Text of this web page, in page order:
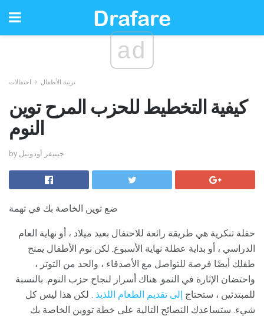
ad
تربية الأطفال احتفالات
كيفية التخطيط للحزب المرح توين
النوم
by جينيفر أودونيل
ضع توين الخاصة بك في تهمة
حفلة تنكرية هي طريقة رائعة للاحتفال بعيد ميلاد ، أو نهاية العام
الدراسي ، أو بداية عطلة نهاية الأسبوع. لكن نوم الأطفال يمنح
طفلك أيضًا فرصة للتواصل مع الأصدقاء ، والحد من التوتر ،
واحتضان الإثارة في النمو. هناك أسرار لنجاح حزب النوم. بالنسبة
للمبتدئين ، ستحتاج إلى تقديم الطعام اللذيذ . لكن هذا ليس كل
شيء. ستساعدك النصائح التالية على خطة تووين الخاصة بك